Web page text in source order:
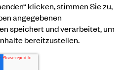
klicken, stimmen Sie zu,
angegebenen
speichert und verarbeitet, um
bereitzustellen.